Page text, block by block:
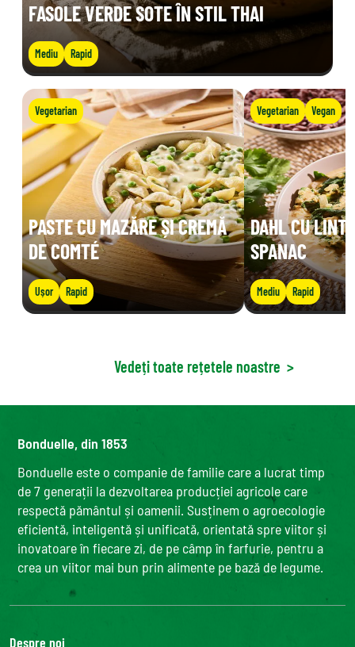
FASOLE VERDE SOTE ÎN STIL THAI
Mediu Rapid
Vegetarian
PASTE CU MAZĂRE ȘI CREMĂ
DE COMTÉ
Ușor Rapid
Vegetarian Vegan
DAHL CU
SPANAC
Mediu Rapid
Vedeți toate rețetele noastre >
Bonduelle, din 1853
Bonduelle este o companie de familie care a lucrat timp
de 7 generații la dezvoltarea producției agricole care
respectă pământul și oamenii. Susținem o agroecologie
eficientă, inteligentă și unificată, orientată spre viitor și
inovatoare în fiecare zi, de pe câmp în farfurie, pentru a
crea un viitor mai bun prin alimente pe bază de legume.
Despre noi